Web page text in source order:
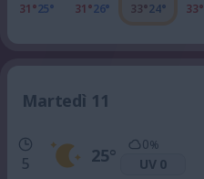
31°25° 31°26° 33°24° 33°
Martedì 11
5 25°
0%
UV 0